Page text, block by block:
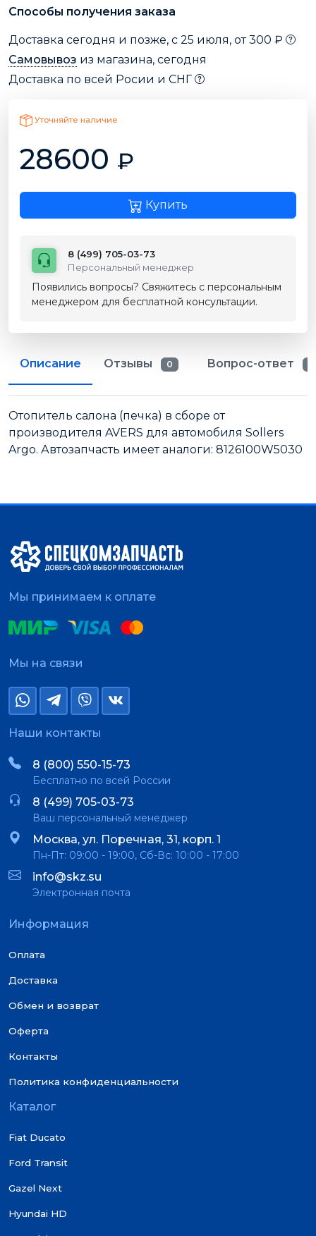
Способы получения заказа
Доставка сегодня и позже, с 25 июля, от 300 ₽
Самовывоз из магазина, сегодня
Доставка по всей Росии и СНГ
Уточняйте наличие
28600 ₽
Купить
8 (499) 705-03-73
Персональный менеджер
Появились вопросы? Свяжитесь с персональным
менеджером для бесплатной консультации.
Описание Отзывы 0 Вопрос-ответ
Отопитель салона (печка) в сборе от
производителя AVERS для автомобиля Sollers
Argo. Автозапчасть имеет аналоги: 8126100W5030
Мы принимаем к оплате
Мы на связи
Наши контакты
8 (800) 550-15-73
Бесплатно по всей России
8 (499) 705-03-73
Ваш персональный менеджер
Москва, ул. Поречная, 31, корп. 1
Пн-Пт: 09:00 - 19:00, Сб-Вс: 10:00 - 17:00
info@skz.su
Электронная почта
Информация
Оплата
Доставка
Обмен и возврат
Оферта
Контакты
Политика конфиденциальности
Каталог
Fiat Ducato
Ford Transit
Gazel Next
Hyundai HD